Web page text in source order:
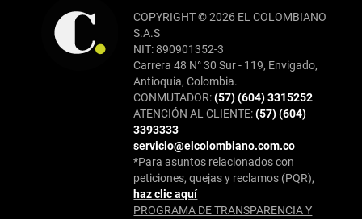
COPYRIGHT © 2026 EL COLOMBIANO
S.A.S
NIT: 890901352-3
Carrera 48 N° 30 Sur - 119, Envigado,
Antioquia, Colombia.
CONMUTADOR:(57) (604) 3315252
ATENCIÓN AL CLIENTE:(57) (604)
3393333
servicio@elcolombiano.com.co
*Para asuntos relacionados con
peticiones, quejas y reclamos (PQR),
haz clic aquí
PROGRAMA DE TRANSPARENCIA Y